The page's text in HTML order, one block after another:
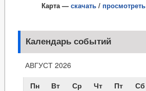
Карта — скачать / просмотреть
Календарь событий
АВГУСТ 2026
Пн
Вт Ср Чт Пт Сб